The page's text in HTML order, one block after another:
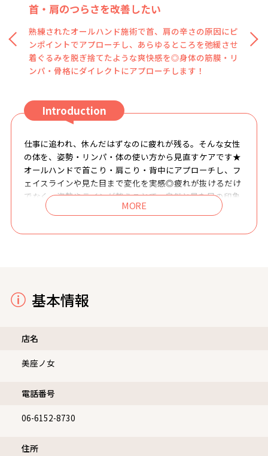
首・肩のつらさを改善したい
熟練されたオールハンド施術で首、肩の辛さの原因にピ
ンポイントでアプローチし、あらゆるところを弛緩させ
着ぐるみを脱ぎ捨てたような爽快感を◎身体の筋膜・リ
ンパ・骨格にダイレクトにアプローチします！
Introduction
仕事に追われ、休んだはずなのに疲れが残る。そんな女性
の体を、姿勢・リンパ・体の使い方から見直すケアです★
オールハンドで首こり・肩こり・背中にアプローチし、フ
ェイスラインや見た目まで変化を実感◎疲れが抜けるだけ
でなく、姿勢やラインが整うことで、自然と見た目の印象
も変わっていきます
基本情報
店名
美座ノ女
電話番号
06-6152-8730
住所